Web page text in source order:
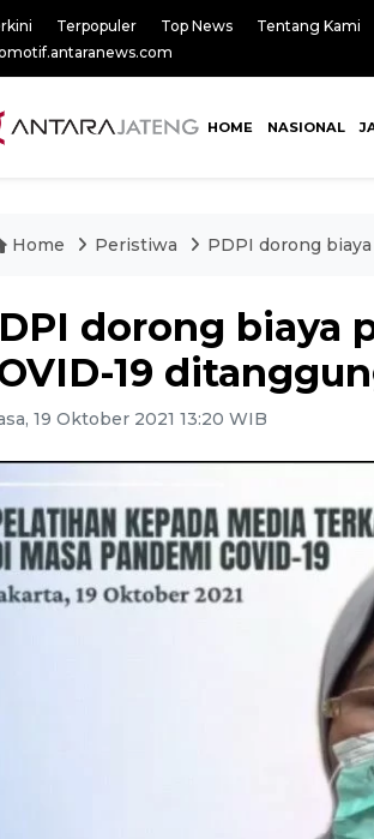
Terpopuler Top News Tentang Kami
HOME NASIONAL
Home Peristiwa PDPI dorong
dorong biaya
19
19 Oktober 2021 13:20 WIB